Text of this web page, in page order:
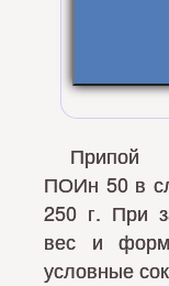
Припой
ПОИн 50 в
250 г. При
вес и
условные